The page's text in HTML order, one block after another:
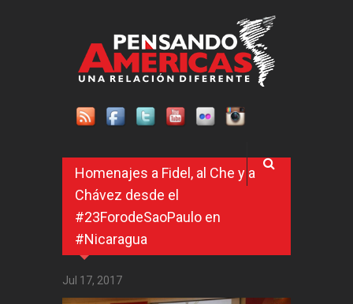
Homenajes a Fidel, al Che y a
Chávez desde el
#23ForodeSaoPaulo en
#Nicaragua
Jul 17, 2017